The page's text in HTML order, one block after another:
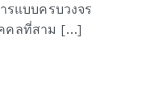
รแบบครบวงจร
คคลที่สาม […]